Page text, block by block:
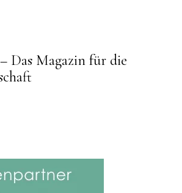
– Das Magazin für die